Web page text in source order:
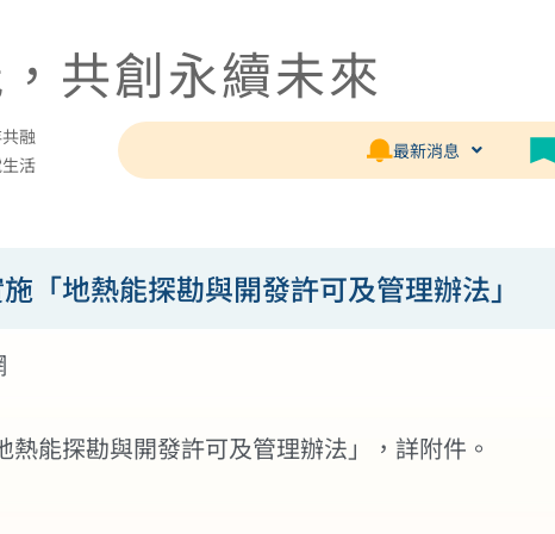
共創永續未來
融
活
最新消息
「地熱能探勘與開發許可及管理辦法」
能探勘與開發許可及管理辦法」，詳附件。